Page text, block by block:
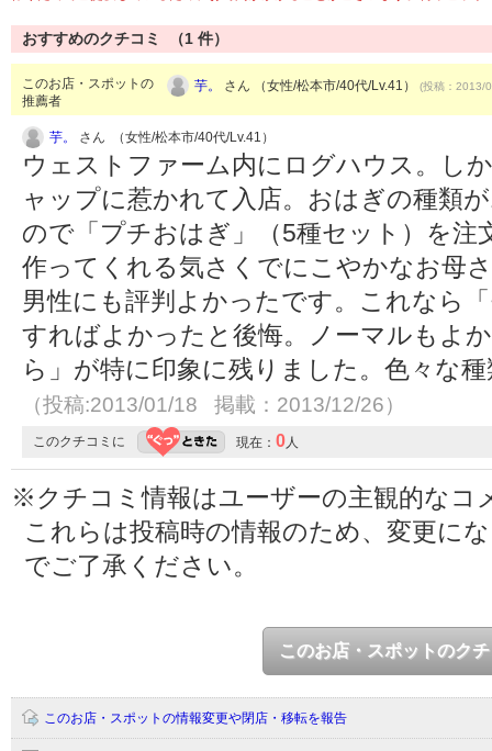
おすすめのクチコミ （1 件）
このお店・スポットの
推薦者
芋。 さん （女性/松本市/40代/Lv.41） (投稿：2013/
芋。 さん （女性/松本市/40代/Lv.41）
ウェストファーム内にログハウス。し
ャップに惹かれて入店。おはぎの種類
ので「プチおはぎ」（5種セット）を注
作ってくれる気さくでにこやかなお母
男性にも評判よかったです。これなら
すればよかったと後悔。ノーマルもよ
ら」が特に印象に残りました。色々な
（投稿:2013/01/18 掲載：2013/12/26）
このクチコミに 現在： 0人
※クチコミ情報はユーザーの主観的なコ
これらは投稿時の情報のため、変更に
でご了承ください。
このお店・スポットのク
このお店・スポットの情報変更や閉店・移転を報告